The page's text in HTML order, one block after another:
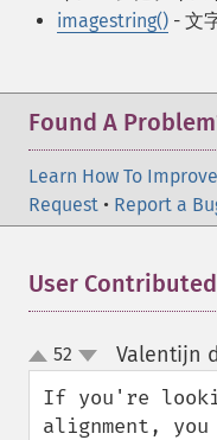
imagestring() - 文
Found A
Learn How To
Request • Report a
User
up
down
52 Valentijn
If you're
alignment,